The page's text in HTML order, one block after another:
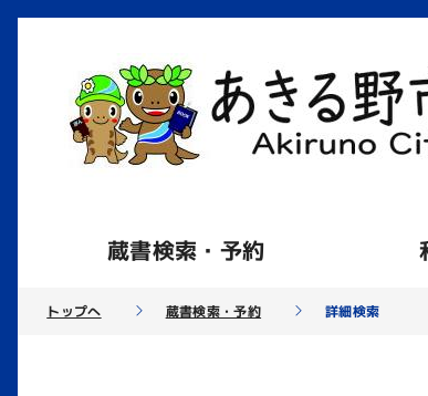
蔵書検索・予約
トップへ 蔵書検索・予約 詳細検索